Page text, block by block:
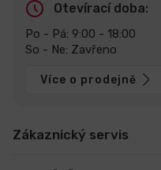
Otevírací doba:
Po - Pá: 9:00 - 18:00
So - Ne: Zavřeno
Více o prodejně
Zákaznický servis